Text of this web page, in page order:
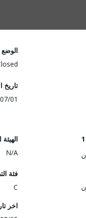
الوضع
تاريخ
01
1
الهيئة
N/A
فئة
C
اخر